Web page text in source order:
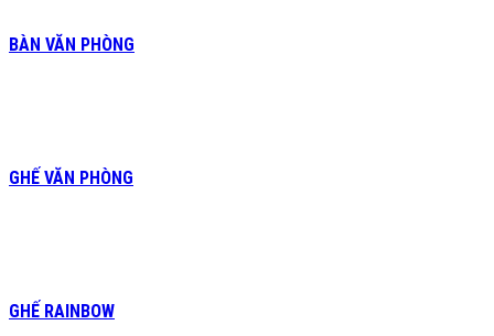
BÀN VĂN PHÒNG
GHẾ VĂN PHÒNG
GHẾ RAINBOW